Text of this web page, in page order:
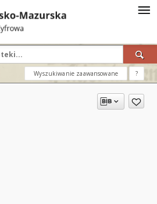
Wyszukiwanie zaawansowane ?